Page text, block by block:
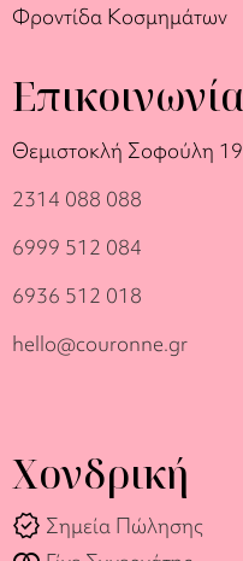
Φροντίδα Κοσμημάτων
Επικοινωνία
Θεμιστοκλή Σοφούλη 19
2314 088 088
6999 512 084
6936 512 018
hello@couronne.gr
Χονδρική
verified Σημεία Πώλησης